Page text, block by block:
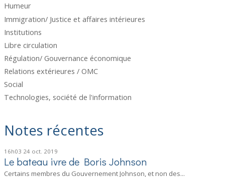
Humeur
Immigration/ Justice et affaires intérieures
Institutions
Libre circulation
Régulation/ Gouvernance économique
Relations extérieures / OMC
Social
Technologies, société de l'information
Notes récentes
16h03 24 oct. 2019
Le bateau ivre de Boris Johnson
Certains membres du Gouvernement Johnson, et non des...